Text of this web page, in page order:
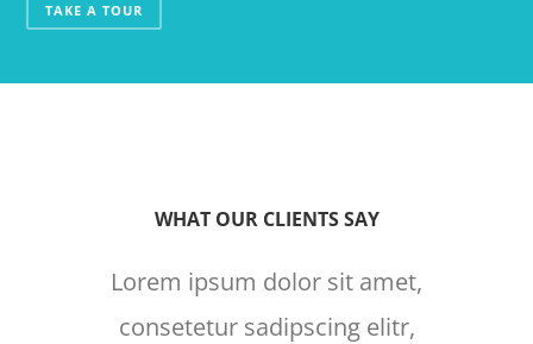
TAKE A TOUR
WHAT OUR CLIENTS SAY
Lorem ipsum dolor sit amet,
consetetur sadipscing elitr,